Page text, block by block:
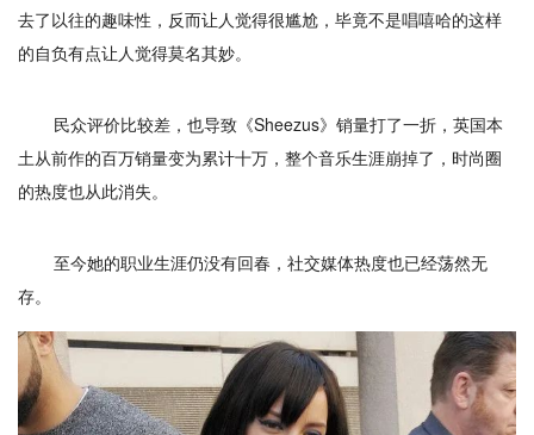
去了以往的趣味性，反而让人觉得很尴尬，毕竟不是唱嘻哈的这样
的自负有点让人觉得莫名其妙。
民众评价比较差，也导致《Sheezus》销量打了一折，英国本
土从前作的百万销量变为累计十万，整个音乐生涯崩掉了，时尚圈
的热度也从此消失。
至今她的职业生涯仍没有回春，社交媒体热度也已经荡然无
存。